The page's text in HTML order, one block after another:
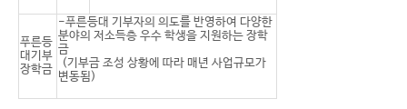
푸른등
대기부
장학금
-푸른등대 기부자의 의도를 반영하여 다양한
분야의 저소득층 우수 학생을 지원하는 장학
금
(기부금 조성 상황에 따라 매년 사업규모가
변동됨)